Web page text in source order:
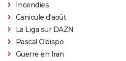
Incendies
Canicule d'août
La Liga sur DAZN
Pascal Obispo
Guerre en Iran